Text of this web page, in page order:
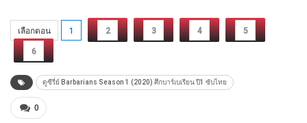
เลือกตอน 1 2 3 4 5
6
ดูซีรี่ย์ Barbarians Season 1 (2020) ศึกบาร์เบเรียน ปี1 ซับไทย
0